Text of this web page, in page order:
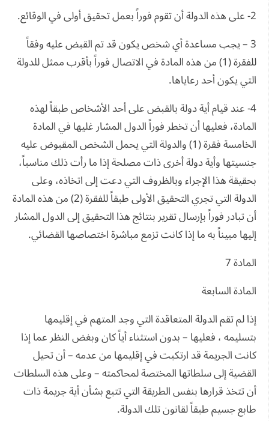
2- على هذه الدولة أن تقوم فوراً بعمل تحقيق أولى في الوقائع.
3 – يجب مساعدة أي شخص يكون قد تم القبض عليه وفقاً
للفقرة (1) من هذه المادة في الاتصال فوراً بأقرب ممثل للدولة
التي يكون أحد رعاياها.
4- عند قيام أية دولة بالقبض على أحد الأشخاص طبقاً لهذه
المادة، فعليها أن تخطر فوراً الدول المشار غليها في المادة
الخامسة فقرة (1) والدولة التي يحمل الشخص المقبوض عليه
جنسيتها وأية دولة أخرى ذات مصلحة إذا ما رأت ذلك مناسباً،
بحقيقة هذا الإجراء وبالظروف التي دعت إلى اتخاذه، وعلى
الدولة التي تجري التحقيق الأولى طبقاً للفقرة (2) من هذه المادة
أن تبادر فوراً بإرسال تقرير بنتائج هذا التحقيق إلى الدول المشار
إليها مبيناً به ما إذا كانت تزمع مباشرة اختصاصها القضائي.
المادة 7
المادة السابعة
إذا لم تقم الدولة المتعاقدة التي وجد المتهم في إقليمها
بتسليمه ، فعليها – بدون استثناء أياً كان وبغض النظر عما إذا
كانت الجريمة قد ارتكبت في إقليمها من عدمه – أن تحيل
القضية إلى سلطاتها المختصة لمحاكمته – وعلى هذه السلطات
أن تتخذ قرارها بنفس الطريقة التي تتبع بشأن أية جريمة ذات
طابع جسيم طبقاً لقانون تلك الدولة.